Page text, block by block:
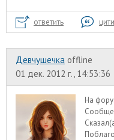
ответить
Девчушечка offline
01 дек. 2012 г., 14:53:36
На